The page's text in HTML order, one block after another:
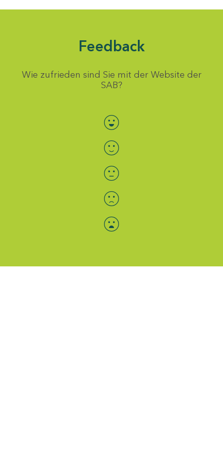
Feedback
Wie zufrieden sind Sie mit der Website der
SAB?
Bewertung auswählen